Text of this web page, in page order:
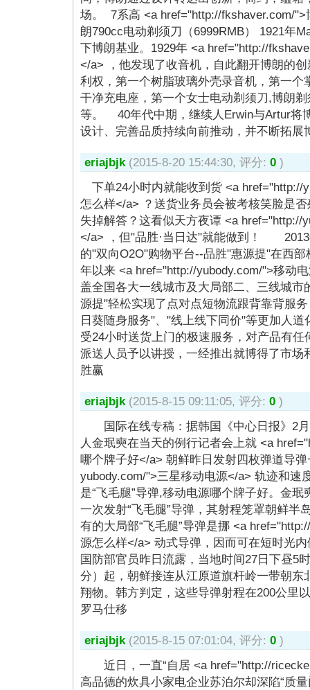
场。 7系高 <a href="http://fkshaver.com/
朗790cc电动剃须刀（6999RMB） 1921年
下博朗基业。1929年 <a href="http://
</a> ，他发现了收音机，自此翻开博朗的
利权，第一个树脂玻璃外壳录音机，第一个
干净充电座，第一个女士电动剃须刀,博朗
等。 40年代中期，继续人Erwin与Artur将
设计、完善品质持续向前推动，并不断拓展
eriajbjk (2015-8-20 15:44:30, 评分: 0 )
下单24小时内就能收到货 <a href="http://
怎么样</a> ？送货业务员会被考核笑脸是
失掉解答？这看似天方夜谭 <a href="http://
</a> ，但"品胜·当日达"就能做到！ 2013
的"双向O2O"购物平台--品胜"惠源提"在西
年以来 <a href="http://yubody.com/">移动
盖全国各大一线城市及大局部二、三线城市
源提"轻松实现了点对点短物流跟背靠背服
日葵随身服务"、"线上线下同价"等更加人
受24小时送货上门的极速服务，对产品有
派送人员予以讲授，一经推出就博得了市场
胜赢
eriajbjk (2015-8-15 09:11:05, 评分: 0 )
国际在线专稿：据韩国《中心日报》2月
人金珉奭在当天的例行记者会上就 <a
哪个牌子好</a> 朝鲜昨日发射四枚弹道导
yubody.com/">三星移动电源</a> 轨迹和速
是“飞毛腿”导弹,移动电源哪个牌子好。金
一次发射“飞毛腿”导弹，其射程笼罩朝鲜半
有的大局部“飞毛腿”导弹是挪 <a
源怎么样</a> 动式导弹，因而可在短时
国防部官员昨日流露，当地时间27日下昼5
分）起，朝鲜接连从江原道旗杆岭一带朝东
翔物。韩方判定，这些导弹射程在200公
罗马仕移
eriajbjk (2015-8-15 07:01:04, 评分: 0 )
近日，一直“自居 <a href="http://
高品德的炊具小家电企业苏泊尔却深陷“